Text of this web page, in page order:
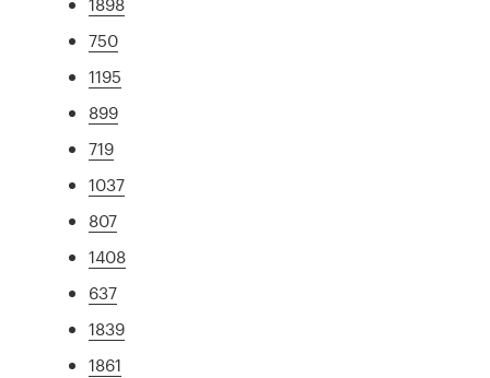
750
1195
899
719
1037
807
1408
637
1839
1861